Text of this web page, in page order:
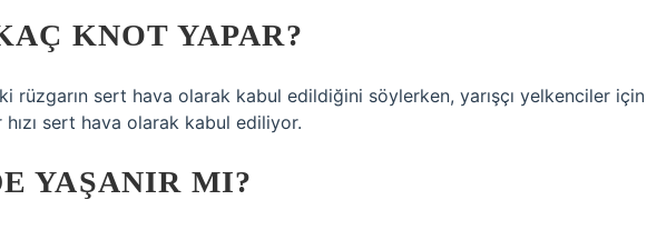
KNOT YAPAR?
rüzgarın sert hava olarak kabul edildiğini söylerken, yarışçı yelkenciler için
sert hava olarak kabul ediliyor.
YAŞANIR MI?